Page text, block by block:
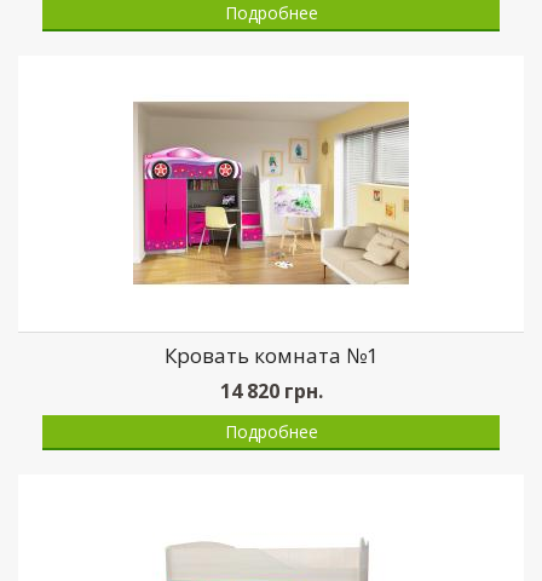
Подробнее
Кровать комната №1
14 820грн.
Подробнее